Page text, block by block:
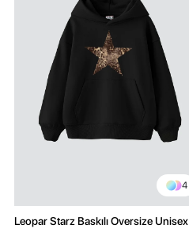
4
Leopar Starz Baskılı Oversize Unisex